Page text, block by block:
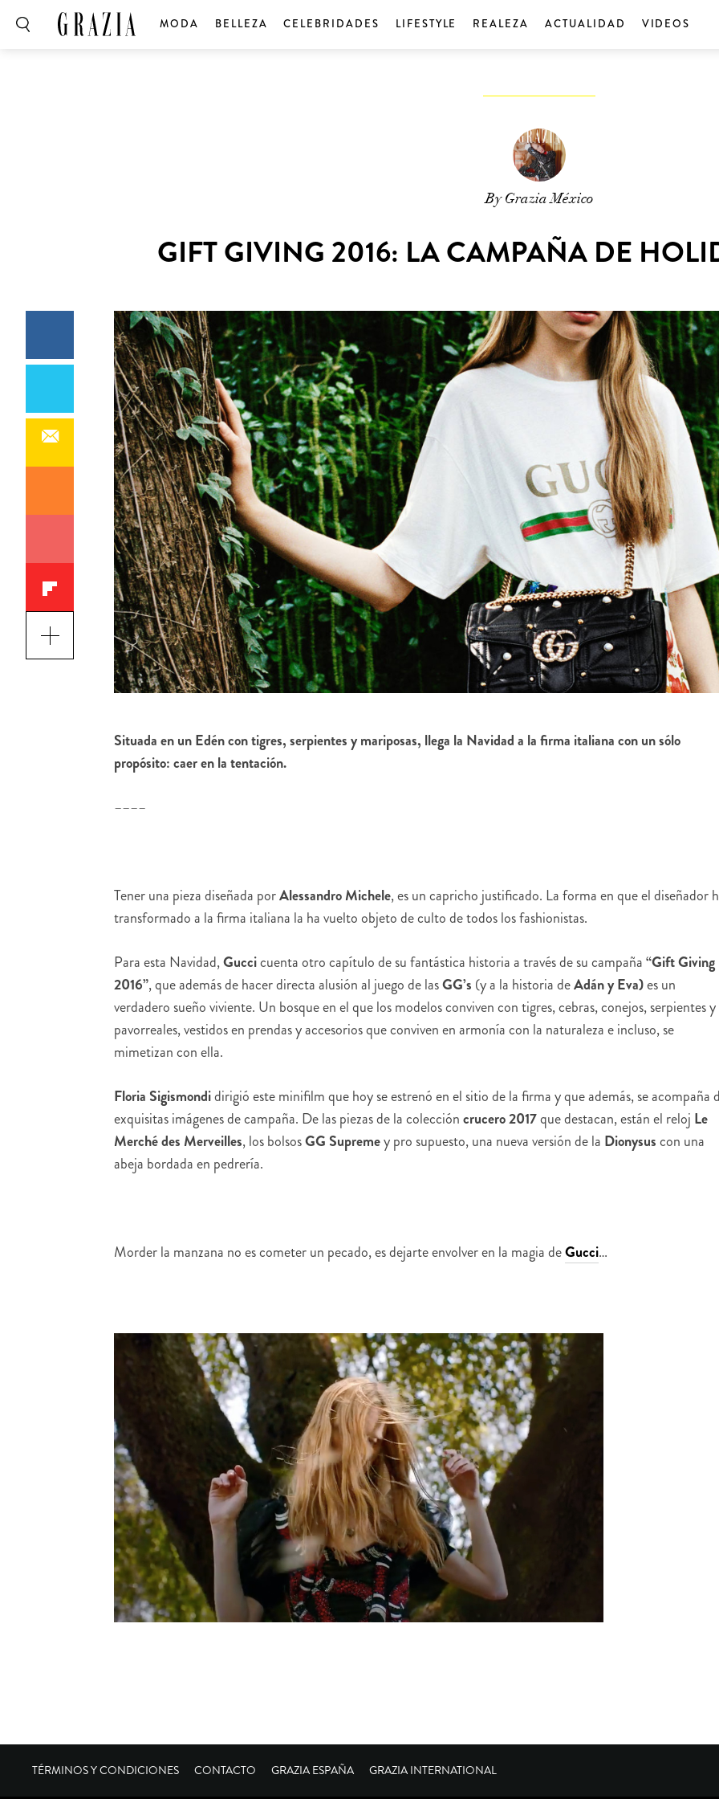
MODA BELLEZA CELEBRIDADES LIFESTYLE REALEZA ACTUALIDAD VIDEOS
By Grazia México
GIFT GIVING 2016: LA CAMPAÑA DE
Situada en un Edén con tigres, serpientes y mariposas, llega la Navidad a la firma italiana con un sólo
propósito: caer en la tentación.
––––
Tener una pieza diseñada porAlessandro Michele, es un capricho justificado. La forma en que el diseñador
transformado a la firma italiana la ha vuelto objeto de culto de todos los fashionistas.
Para esta Navidad,Guccicuenta otro capítulo de su fantástica historia a través de su campaña“Gift Giving
2016”, que además de hacer directa alusión al juego de lasGG’s (y a la historia deAdán y Eva)es un
verdadero sueño viviente. Un bosque en el que los modelos conviven con tigres, cebras, conejos, serpientes y
pavorreales, vestidos en prendas y accesorios que conviven en armonía con la naturaleza e incluso, se
mimetizan con ella.
Floria Sigismondidirigió este minifilm que hoy se estrenó en el sitio de la firma y que además, se acompaña
exquisitas imágenes de campaña. De las piezas de la coleccióncrucero 2017que destacan, están el reloj Le
Merché des Merveilles, los bolsosGG Supremey pro supuesto, una nueva versión de la Dionysuscon una
abeja bordada en pedrería.
Morder la manzana no es cometer un pecado, es dejarte envolver en la magia deGucci…
TÉRMINOS Y CONDICIONES CONTACTO GRAZIA ESPAÑA GRAZIA INTERNATIONAL